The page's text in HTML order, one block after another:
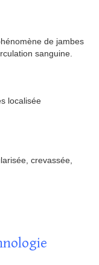
de jambes
sanguine.
localisée
crevassée,